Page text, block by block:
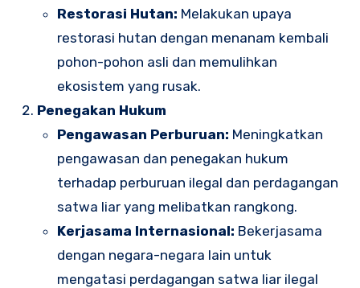
Restorasi Hutan: Melakukan upaya
restorasi hutan dengan menanam kembali
pohon-pohon asli dan memulihkan
ekosistem yang rusak.
Penegakan Hukum
Pengawasan Perburuan: Meningkatkan
pengawasan dan penegakan hukum
terhadap perburuan ilegal dan perdagangan
satwa liar yang melibatkan rangkong.
Kerjasama Internasional: Bekerjasama
dengan negara-negara lain untuk
mengatasi perdagangan satwa liar ilegal